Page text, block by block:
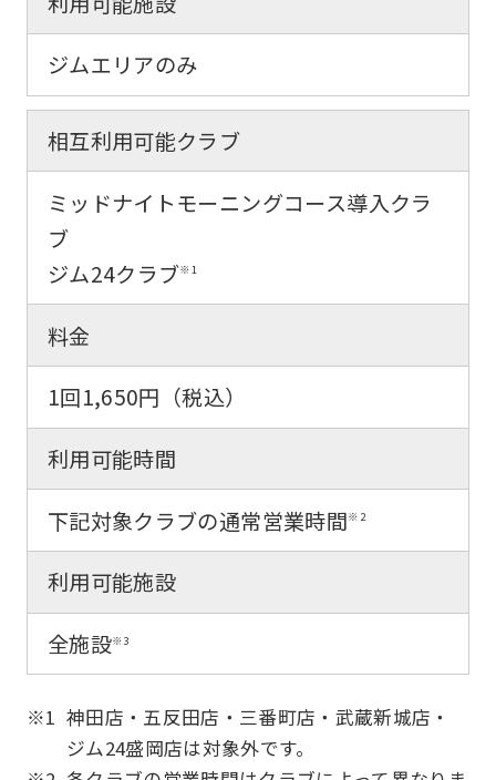
ジムエリアのみ
相互利用可能クラブ
ミッドナイトモーニングコース導入クラ
ブ
ジム24クラブ※1
料金
1回1,650円（税込）
利用可能時間
下記対象クラブの通常営業時間※2
利用可能施設
全施設※3
※1 神田店・五反田店・三番町店・武蔵新城店・
ジム24盛岡店は対象外です。
you
understand
before
using